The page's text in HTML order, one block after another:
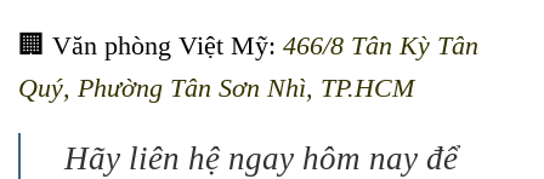
🏢 Văn phòng Việt Mỹ: 466/8 Tân Kỳ Tân
Quý, Phường Tân Sơn Nhì, TP.HCM
Hãy liên hệ ngay hôm nay để